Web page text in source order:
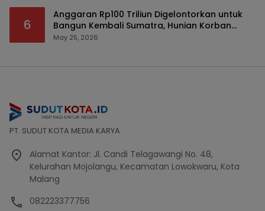
6
Anggaran Rp100 Triliun Digelontorkan untuk
Bangun Kembali Sumatra, Hunian Korban
Bencana Bakal Difokuskan
May 25, 2026
PT. SUDUT KOTA MEDIA KARYA
Alamat Kantor: Jl. Candi Telagawangi No. 48,
Kelurahan Mojolangu, Kecamatan Lowokwaru, Kota
Malang
082223377756